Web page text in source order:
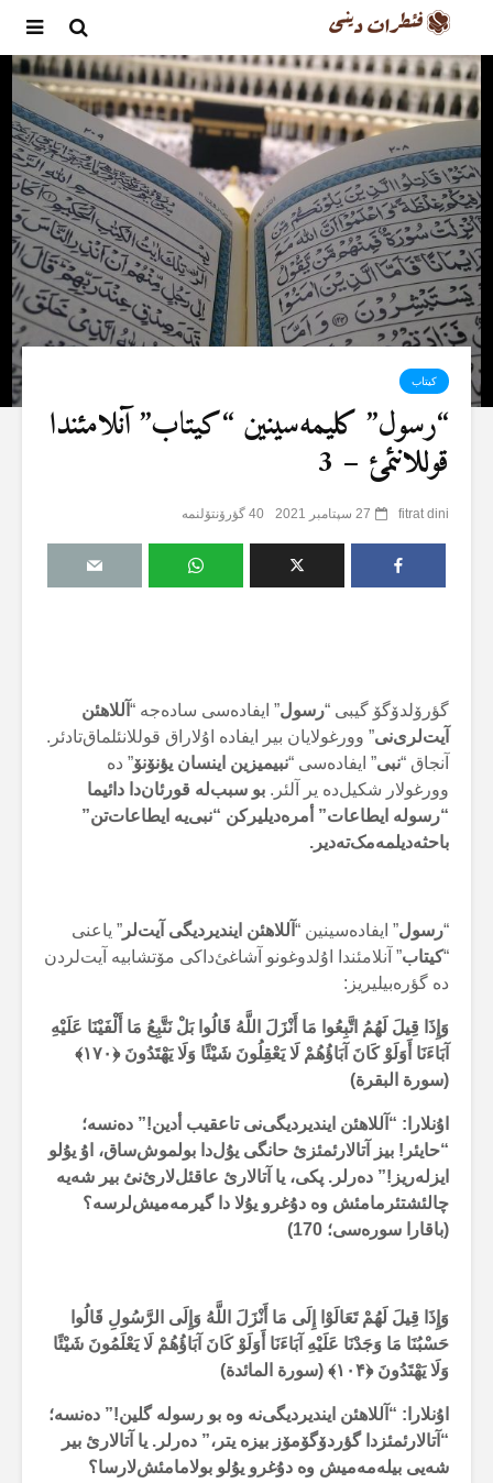
کیتاب
“رسول” کلیمەسینین “کیتاب” آنلامئندا
قوللانئمئ – 3
fitrat dini 27 سپتامبر 2021 40 گؤرۆنتۆلنمە
گؤرۆلدۆگۆ گیبی “رسول” ایفادەسی سادەجە “ آللاهئن
آیت‌لری‌نی” وورغولایان بیر ایفادە اۇلاراق قوللانئلماق‌تادئر.
آنجاق “نبی” ایفادەسی “نبیمیزین اینسان یؤنۆنۆ” دە
وورغولار شکیل‌دە یر آلئر. بو سبب‌لە قورئان‌دا دائیما
“رسولە ایطاعات” أمرەدیلیرکن “نبی‌یە ایطاعات‌تن”
باحثەدیلمەمک‌تەدیر.
“رسول” ایفادەسینین “ آللاهئن ایندیردیگی آیت‌لر ” یاعنی
“کیتاب” آنلامئندا اۇلدوغونو آشاغئ‌داکی مۆتشابیە آیت‌لردن
دە گؤرەبیلیریز:
وَإِذَا قِيلَ لَهُمُ اتَّبِعُوا مَا أَنْزَلَ اللَّهُ قَالُوا بَلْ نَتَّبِعُ مَا أَلْفَيْنَا عَلَيْهِ
آبَاءَنَا أَوَلَوْ كَانَ آبَاؤُهُمْ لَا يَعْقِلُونَ شَيْئًا وَلَا يَهْتَدُونَ
﴿۱۷۰﴾
(سورة البقرة)
اۇنلارا: “آللاهئن ایندیردیگی‌نی تاعقیب أدین!” دەنسە؛
“حایئر! بیز آتالارئمئزئ حانگی یۇل‌دا بولموش‌ساق، اۇ یۇلو
ایزلەریز!” دەرلر. پکی، یا آتالارئ عاقئل‌لارئ‌نئ بیر شەیە
چالئشتئرمامئش وە دۇغرو یۇلا دا گیرمەمیش‌لرسە؟
(باقارا سورەسی؛ 170)
وَإِذَا قِيلَ لَهُمْ تَعَالَوْا إِلَى مَا أَنْزَلَ اللَّهُ وَإِلَى الرَّسُولِ قَالُوا
حَسْبُنَا مَا وَجَدْنَا عَلَيْهِ آبَاءَنَا أَوَلَوْ كَانَ آبَاؤُهُمْ لَا يَعْلَمُونَ شَيْئًا
وَلَا يَهْتَدُونَ﴿۱۰۴﴾ (سورة المائدة)
اۇنلارا: “آللاهئن ایندیردیگی‌نە وە بو رسولە گلین!” دەنسە؛
“آتالارئمئزدا گؤردۆگۆمۆز بیزە یتر،” دەرلر. یا آتالارئ بیر
شەیی بیلەمەمیش وە دۇغرو یۇلو بولامامئش‌لارسا؟